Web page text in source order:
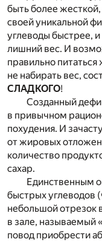
быть более
своей уникальной
углеводы быстрее,
лишний вес. И
правильно
не набирать вес,
СЛАДКОГО!
Созданный
в привычном
похудения. И
от жировых
количество
сахар.
Единственным
быстрых углеводов
небольшой отрезок
в зале, называемый
повод приобрести